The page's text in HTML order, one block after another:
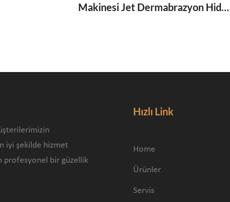
Makinesi Jet Dermabrazyon Hidro
iyi şekilde hizmet
profesyonel bir güzellik
Hızlı Link
Home
Ürünler
Servis